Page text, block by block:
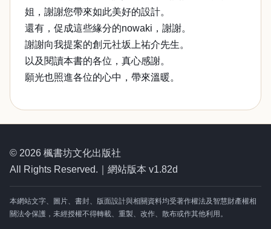
姐，謝謝您帶來如此美好的設計。
還有，促成這些緣分的nowaki，謝謝。
謝謝向我提案的創元社坂上祐介先生。
以及閱讀本書的各位，真心感謝。
願光也照進各位的心中，帶來溫暖。
© 2026 楓書坊文化出版社
All Rights Reserved.｜網站版本 v1.82d
本網站文字、圖片、書封、版面設計與相關資料均受著作權法及智慧財產權相
關法令保護，未經授權不得轉載、重製、改作、散布或作其他利用。